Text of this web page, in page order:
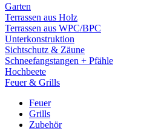
Garten
Terrassen aus Holz
Terrassen aus WPC/BPC
Unterkonstruktion
Sichtschutz & Zäune
Schneefangstangen + Pfähle
Hochbeete
Feuer & Grills
Feuer
Grills
Zubehör